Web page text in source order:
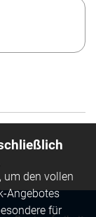
um den vollen
Angebotes
für